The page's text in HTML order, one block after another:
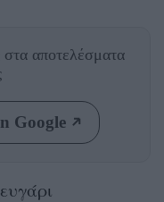
στα αποτελέσματα
Google